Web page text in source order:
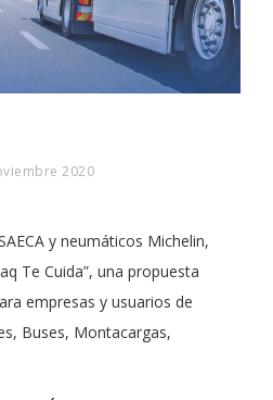
2020
y neumáticos Michelin,
Te Cuida”, una propuesta
empresas y usuarios de
Buses, Montacargas,